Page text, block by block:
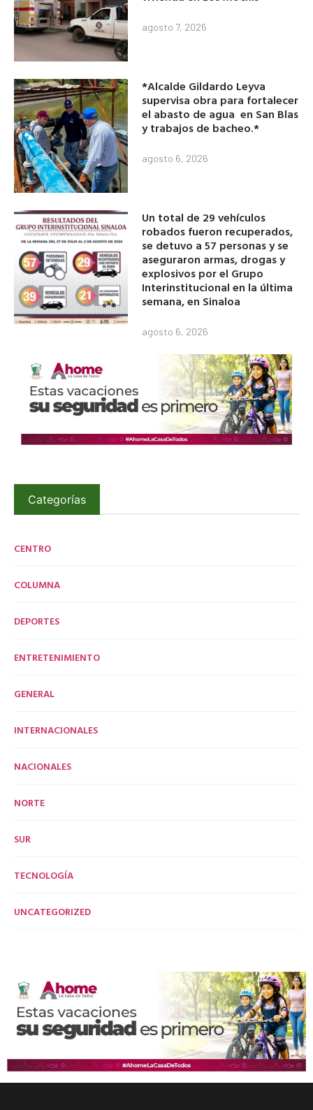
agosto 7, 2026
*Alcalde Gildardo Leyva
supervisa obra para fortalecer
el abasto de agua en San Blas
y trabajos de bacheo.*
agosto 6, 2026
Un total de 29 vehículos
robados fueron recuperados,
se detuvo a 57 personas y se
aseguraron armas, drogas y
explosivos por el Grupo
Interinstitucional en la última
semana, en Sinaloa
agosto 6, 2026
Categorías
CENTRO
COLUMNA
DEPORTES
ENTRETENIMIENTO
GENERAL
INTERNACIONALES
NACIONALES
NORTE
SUR
TECNOLOGÍA
UNCATEGORIZED